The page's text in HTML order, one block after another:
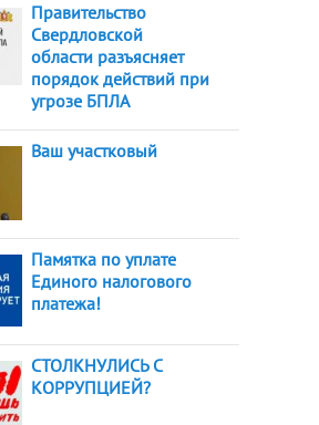
Правительство
Свердловской
области разъясняет
порядок действий при
угрозе БПЛА
Ваш участковый
Памятка по уплате
Единого налогового
платежа!
СТОЛКНУЛИСЬ С
КОРРУПЦИЕЙ?